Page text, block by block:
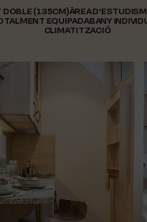
DOBLE (135CM)ÀREA D'ESTUDI
EQUIPADABANY
CLIMATITZACIÓ